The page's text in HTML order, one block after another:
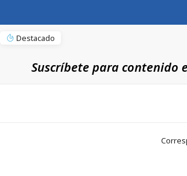
Destacado
Suscríbete para contenido